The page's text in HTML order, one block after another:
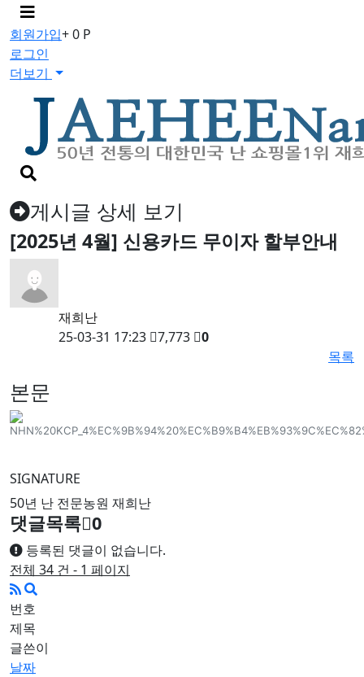
메
뉴
버
튼
회원가입+ 0 P
로그인
더보기
검
색
버
튼게시글 상세 보기
[2025년 4월] 신용카드 무이자 할부안내
재희난
25-03-31 17:23
7,773
0
목록
본문
SIGNATURE
50년 난 전문농원 재희난
댓글목록 0
등록된 댓글이 없습니다.
전체 34 건 - 1 페이지
번호
제목
글쓴이
날짜